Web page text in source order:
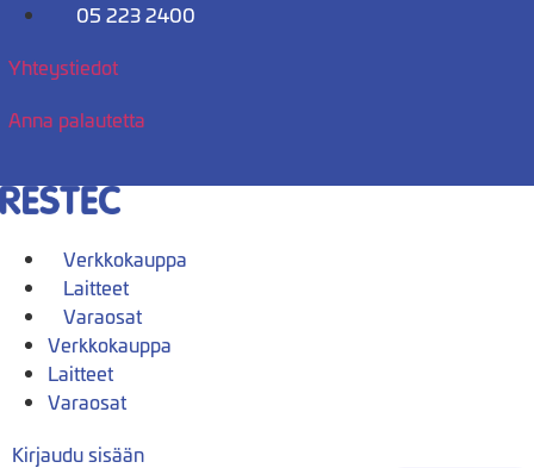
Mene
05 223 2400
Yhteystiedot
Anna palautetta
Verkkokauppa
Laitteet
Varaosat
Verkkokauppa
Laitteet
Varaosat
Kirjaudu sisään